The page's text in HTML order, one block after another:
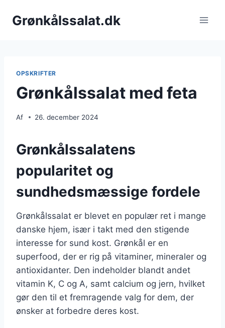
Grønkålssalat.dk
OPSKRIFTER
Grønkålssalat med feta
Af 26. december 2024
Grønkålssalatens
popularitet og
sundhedsmæssige fordele
Grønkålssalat er blevet en populær ret i mange
danske hjem, især i takt med den stigende
interesse for sund kost. Grønkål er en
superfood, der er rig på vitaminer, mineraler og
antioxidanter. Den indeholder blandt andet
vitamin K, C og A, samt calcium og jern, hvilket
gør den til et fremragende valg for dem, der
ønsker at forbedre deres kost.